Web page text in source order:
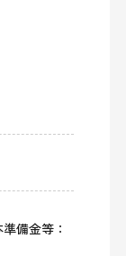
備金等：